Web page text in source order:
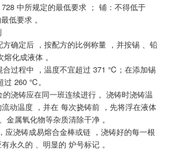
中所规定的最低要求 ； 铺：不得低于
低要求 。
确定后 ，按配方的比例称量 ，并按锡 、铅
化成液体 。
合过程中 ，温度不宜超过 371 ℃；在添加锡
过 260 ℃。
浇铸应在同一班连续进行 。浇铸时浇铸温
动温度 ，并在 每次挠铸前 ，先将浮在液体
金属氧化物等杂质清除干净 。
应浇铸成易熔合金棒或链 ，浇铸好的每一根
永久的 、明显的 炉号标记 。